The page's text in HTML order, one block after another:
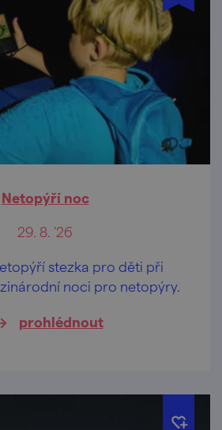
Netopýří noc
29. 8. '26
stezka pro děti při
noci pro netopýry.
prohlédnout